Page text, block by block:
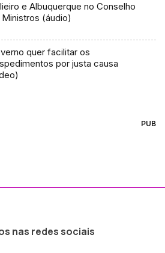
e Albuquerque no Conselho
(áudio)
quer facilitar os
por justa causa
PUB
nas redes sociais